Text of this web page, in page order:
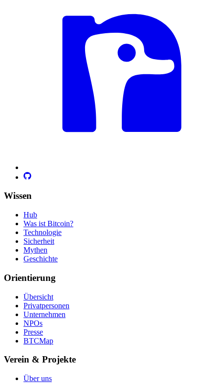
Wissen
Hub
Was ist Bitcoin?
Technologie
Sicherheit
Mythen
Geschichte
Orientierung
Übersicht
Privatpersonen
Unternehmen
NPOs
Presse
BTCMap
Verein & Projekte
Über uns